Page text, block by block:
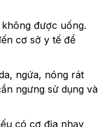
được uống.
cơ sở y tế để
ngứa, nóng rát
ngưng sử dụng và
có cơ địa nhạy